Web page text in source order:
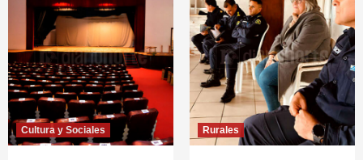
Cultura y Sociales Rurales